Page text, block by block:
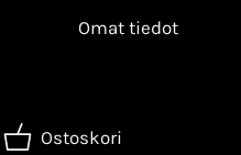
Omat tiedot
Ostoskori